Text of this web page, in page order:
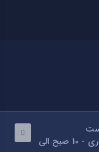
تلفن تماس : --- - پاسخگویی : روزهای اداری - 10 صبح الی